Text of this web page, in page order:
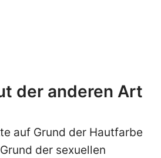
der anderen Art
auf Grund der Hautfarbe
der sexuellen